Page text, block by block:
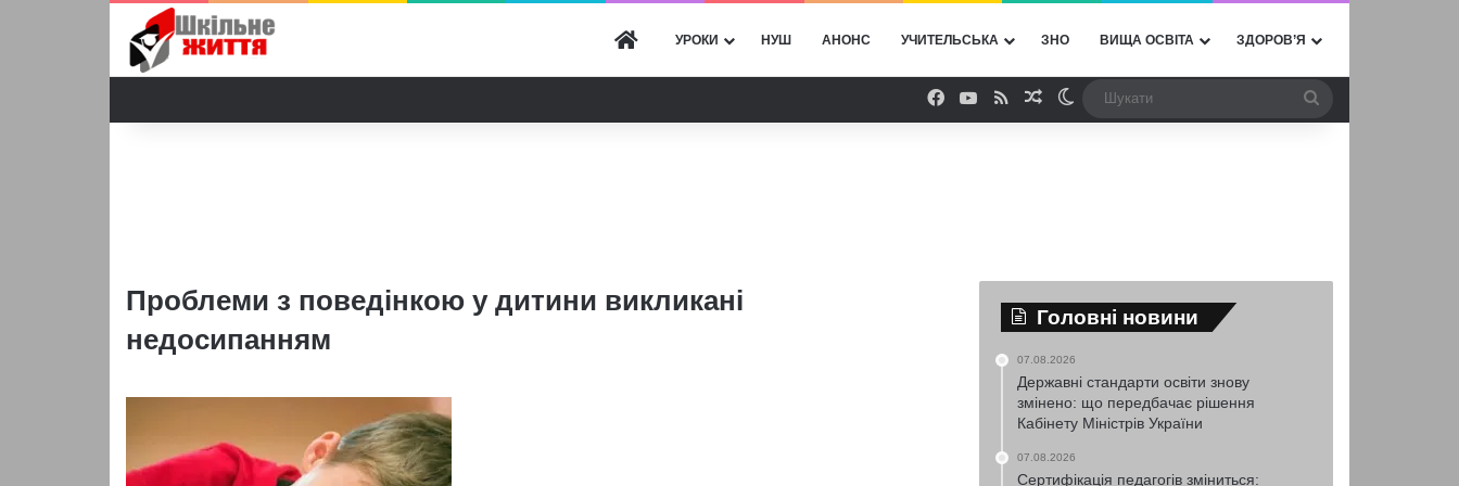
ГОЛОВНА
УРОКИ НУШ АНОНС УЧИТЕЛЬСЬКА ЗНО ВИЩА ОСВІТА ЗДОРОВ’Я
Facebook
YouTube
RSSВипадкова стаття
Switch skin
Проблеми з поведінкою у дитини викликані
недосипанням
Головні новини
07.08.2026
Державні стандарти освіти знову
змінено: що передбачає рішення
Кабінету Міністрів України
07.08.2026
Сертифікація педагогів зміниться: